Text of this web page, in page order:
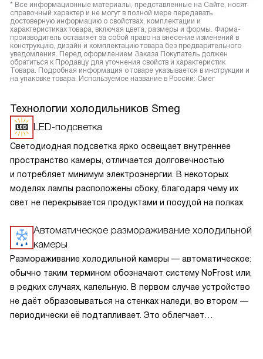
* Все информационные материалы, представленные на Сайте, носят
справочный характер и не могут в полной мере передавать
достоверную информацию о свойствах, комплектации и
характеристиках товара, включая цвета, размеры и формы. Фирма-
производитель оставляет за собой право на внесение изменений в
конструкцию, дизайн и комплектацию товара без предварительного
уведомления. Перед оформлением Заказа Покупатель должен
обратиться к Продавцу для уточнения свойств и характеристик
Товара. Подробная информация о товаре указывается в инструкции и
на упаковке товара. Используемое название в России: Смег
Технологии холодильников Smeg
LED-подсветка
Светодиодная подсветка ярко освещает внутреннее
пространство камеры, отличается долговечностью
и потребляет минимум электроэнергии. В некоторых
моделях лампы расположены сбоку, благодаря чему их
свет не перекрывается продуктами и посудой на полках.
Автоматическое размораживание холодильной
камеры
Размораживание холодильной камеры — автоматическое:
обычно таким термином обозначают систему NoFrost или,
в редких случаях, капельную. В первом случае устройство
не даёт образовываться на стенках наледи, во втором —
периодически её подтапливает. Это облегчает